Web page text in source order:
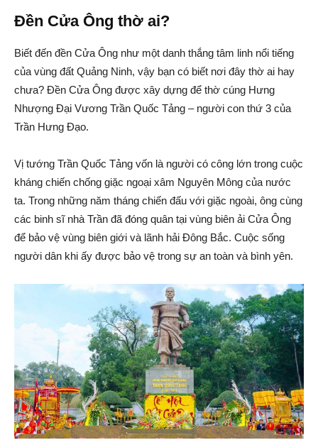
Đền Cửa Ông thờ ai?
Biết đến đền Cửa Ông như một danh thắng tâm linh nổi tiếng
của vùng đất Quảng Ninh, vậy bạn có biết nơi đây thờ ai hay
chưa? Đền Cửa Ông được xây dựng để thờ cúng Hưng
Nhượng Đại Vương Trần Quốc Tảng – người con thứ 3 của
Trần Hưng Ðạo.
Vị tướng Trần Quốc Tảng vốn là người có công lớn trong cuộc
kháng chiến chống giặc ngoại xâm Nguyên Mông của nước
ta. Trong những năm tháng chiến đấu với giặc ngoài, ông cùng
các binh sĩ nhà Trần đã đóng quân tại vùng biên ải Cửa Ông
để bảo vệ vùng biên giới và lãnh hải Đông Bắc. Cuộc sống
người dân khi ấy được bảo vệ trong sự an toàn và bình yên.